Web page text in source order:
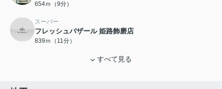
654ｍ（9分）
スーパー
フレッシュバザール 姫路飾磨店
839ｍ（11分）
すべて見る